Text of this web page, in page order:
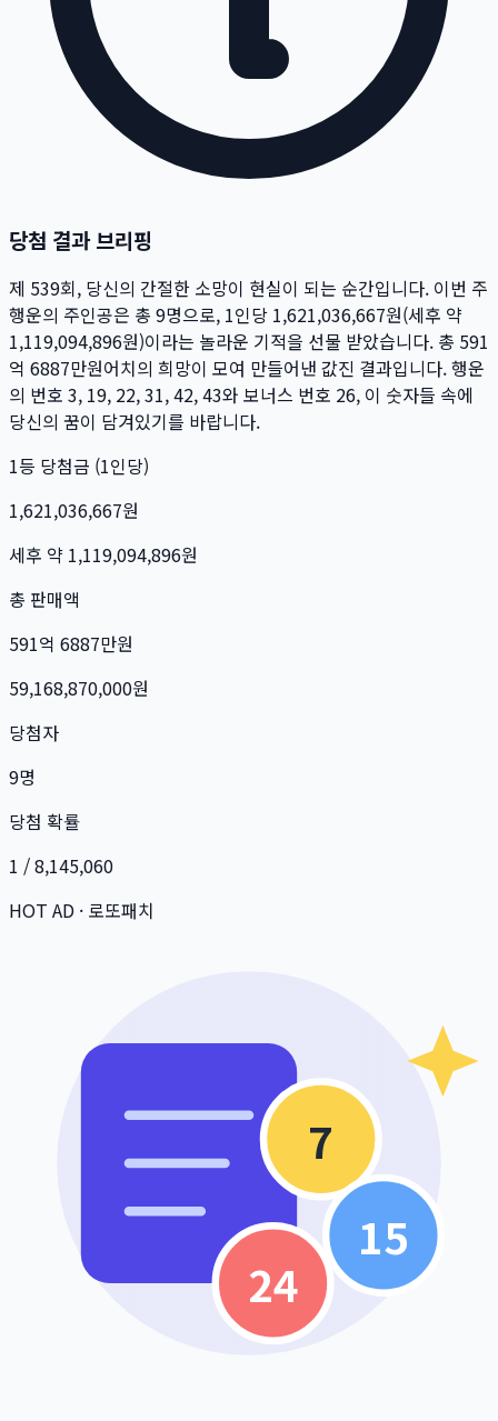
당첨 결과 브리핑
제 539회, 당신의 간절한 소망이 현실이 되는 순간입니다. 이번 주
행운의 주인공은 총 9명으로, 1인당 1,621,036,667원(세후 약
1,119,094,896원)이라는 놀라운 기적을 선물 받았습니다. 총 591
억 6887만원어치의 희망이 모여 만들어낸 값진 결과입니다. 행운
의 번호 3, 19, 22, 31, 42, 43와 보너스 번호 26, 이 숫자들 속에
당신의 꿈이 담겨있기를 바랍니다.
1등 당첨금 (1인당)
1,621,036,667원
세후 약 1,119,094,896원
총 판매액
591억 6887만원
59,168,870,000원
당첨자
9명
당첨 확률
1 / 8,145,060
HOT AD · 로또패치
7
15
24